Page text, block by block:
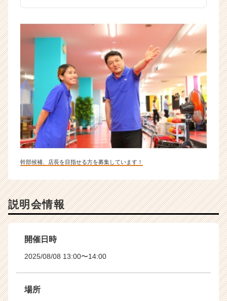
幹部候補、店長を目指せる方を募集しています！
説明会情報
開催日時
2025/08/08 13:00〜14:00
場所